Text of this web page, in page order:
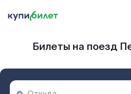
Билеты на поезд